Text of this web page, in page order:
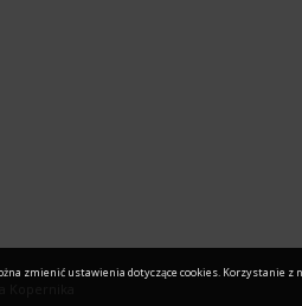
zmienić ustawienia dotyczące cookies. Korzystanie